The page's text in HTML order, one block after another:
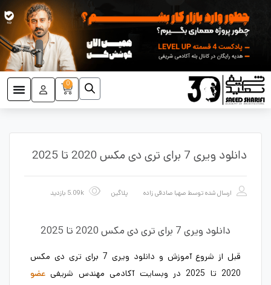
0
دانلود ویری 7 برای تری دی مکس 2020 تا 2025
ارسال شده توسط صهبا صادقی زاده پلاگین
دانلود ویری 7 برای تری دی مکس 2020 تا 2025
قبل از شروع آموزش و دانلود ویری 7 برای تری دی مکس
2020 تا 2025 در وبسایت آکادمی مهندس شریفی
عضو